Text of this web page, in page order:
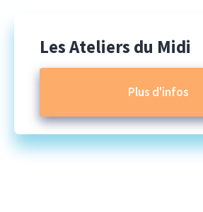
Les Ateliers du Midi
Plus d'infos